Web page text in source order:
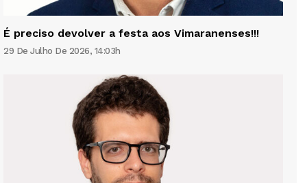
É preciso devolver a festa aos Vimaranenses!!!
29 De Julho De 2026, 14:03h